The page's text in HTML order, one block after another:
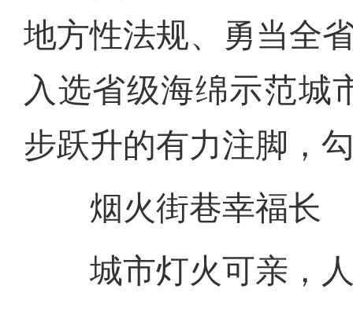
地方性法规、勇当全
入选省级海绵示范
步跃升的有力注脚，
烟火街巷幸福长
城市灯火可亲，人